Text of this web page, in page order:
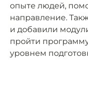
опыте людей,
направление.
и добавили
пройти
уровнем